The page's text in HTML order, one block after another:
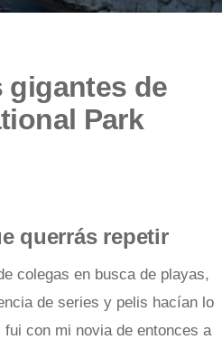
gigantes de
Park
querrás repetir
colegas en busca de playas,
de series y pelis hacían lo
con mi novia de entonces a